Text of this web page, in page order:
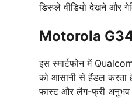
डिस्प्ले वीडियो देखने और
Motorola
इस स्मार्टफोन में
को आसानी से हैंडल करता
फास्ट और लैग-फ्री अनुभव